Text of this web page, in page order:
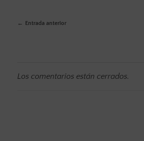
Entrada anterior
Los comentarios están cerrados.